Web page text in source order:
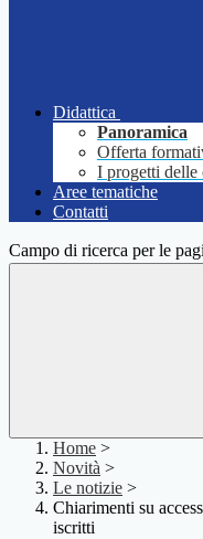
Didattica
Panoramica
Offerta
I progetti delle
Aree tematiche
Contatti
Campo di ricerca per le
Home >
Novità >
Le notizie >
Chiarimenti su
iscritti